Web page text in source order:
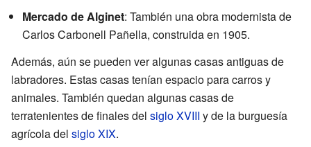
Mercado de Alginet: También una obra modernista de
Carlos Carbonell Pañella, construida en 1905.
Además, aún se pueden ver algunas casas antiguas de
labradores. Estas casas tenían espacio para carros y
animales. También quedan algunas casas de
terratenientes de finales del siglo XVIII y de la burguesía
agrícola del siglo XIX.